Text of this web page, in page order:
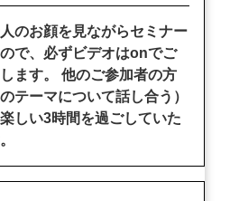
のお顔を見ながらセミナー
で、必ずビデオはonでご
ます。 他のご参加者の方
テーマについて話し合う）
しい3時間を過ごしていた